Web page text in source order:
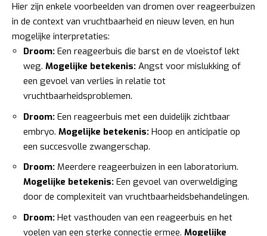
Hier zijn enkele voorbeelden van dromen over reageerbuizen
in de context van vruchtbaarheid en nieuw leven, en hun
mogelijke interpretaties:
Droom: Een reageerbuis die barst en de vloeistof lekt
weg. Mogelijke betekenis: Angst voor mislukking of
een gevoel van verlies in relatie tot
vruchtbaarheidsproblemen.
Droom: Een reageerbuis met een duidelijk zichtbaar
embryo. Mogelijke betekenis: Hoop en anticipatie op
een succesvolle zwangerschap.
Droom: Meerdere reageerbuizen in een laboratorium.
Mogelijke betekenis: Een gevoel van overweldiging
door de complexiteit van vruchtbaarheidsbehandelingen.
Droom: Het vasthouden van een reageerbuis en het
voelen van een sterke connectie ermee. Mogelijke